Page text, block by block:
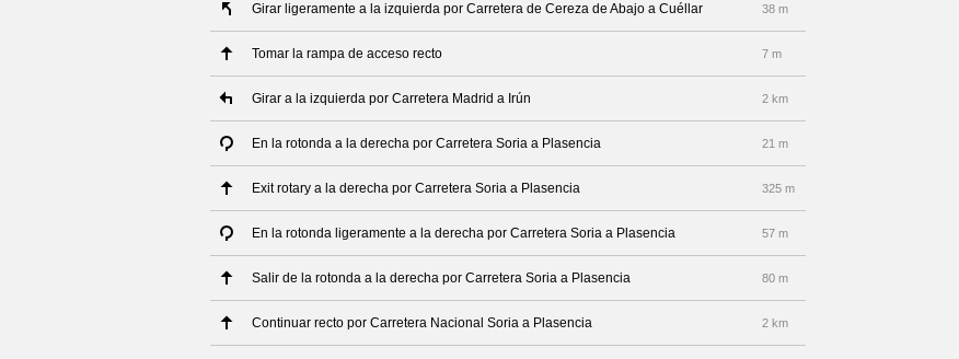
Girar ligeramente a la izquierda por Carretera de Cereza de Abajo a Cuéllar 38 m
Tomar la rampa de acceso recto 7 m
Girar a la izquierda por Carretera Madrid a Irún 2 km
En la rotonda a la derecha por Carretera Soria a Plasencia 21 m
Exit rotary a la derecha por Carretera Soria a Plasencia 325 m
En la rotonda ligeramente a la derecha por Carretera Soria a Plasencia 57 m
Salir de la rotonda a la derecha por Carretera Soria a Plasencia 80 m
Continuar recto por Carretera Nacional Soria a Plasencia 2 km